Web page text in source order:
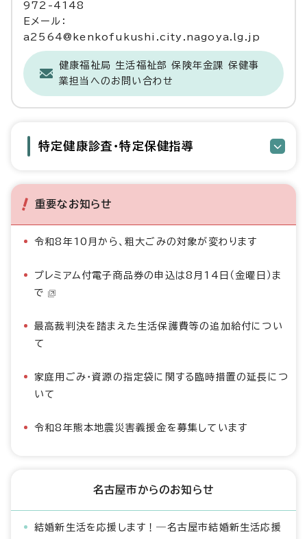
972-4148
Eメール：
a2564@kenkofukushi.city.nagoya.lg.jp
健康福祉局 生活福祉部 保険年金課 保健事
業担当へのお問い合わせ
特定健康診査・特定保健指導
重要なお知らせ
令和8年10月から、粗大ごみの対象が変わります
プレミアム付電子商品券の申込は8月14日（金曜日）ま
で
最高裁判決を踏まえた生活保護費等の追加給付につい
て
家庭用ごみ・資源の指定袋に関する臨時措置の延長につ
いて
令和8年熊本地震災害義援金を募集しています
名古屋市からのお知らせ
結婚新生活を応援します！―名古屋市結婚新生活応援